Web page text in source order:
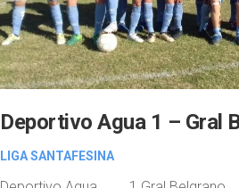
Deportivo Agua 1 – Gral
LIGA SANTAFESINA